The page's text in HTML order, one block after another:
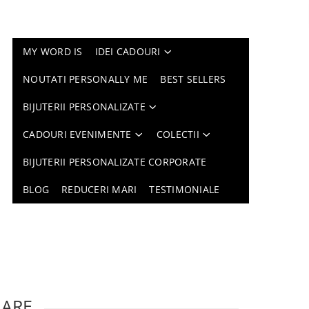
MY WORD IS IDEI CADOURI
NOUTATI PERSONALLY ME BEST SELLERS
BIJUTERII PERSONALIZATE
CADOURI EVENIMENTE COLECTII
BIJUTERII PERSONALIZATE CORPORATE
BLOG REDUCERI MARI TESTIMONIALE